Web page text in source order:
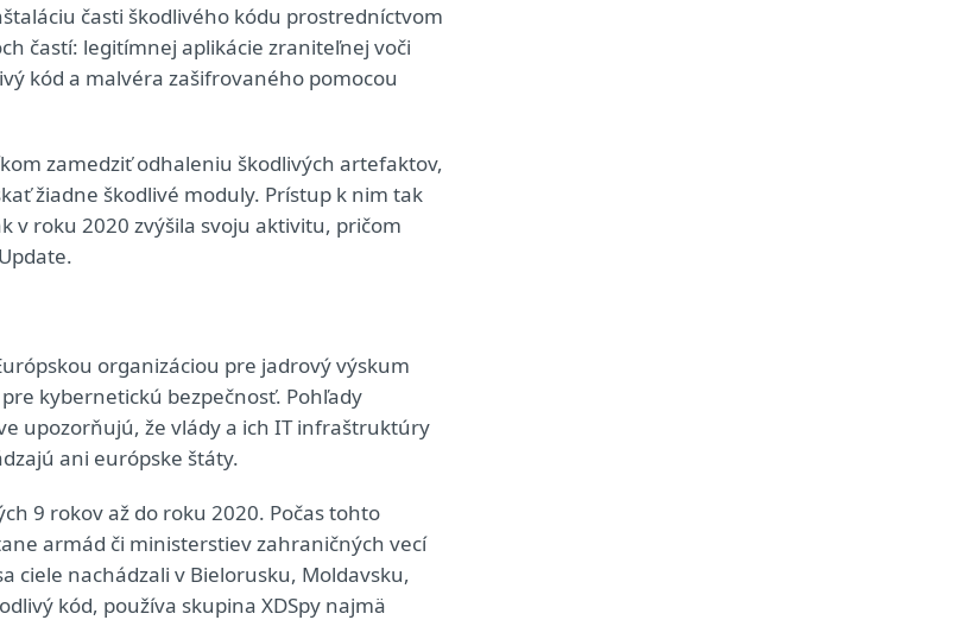
časti škodlivého kódu prostredníctvom
častí: legitímnej aplikácie zraniteľnej voči
kód a malvéra zašifrovaného pomocou
zamedziť odhaleniu škodlivých artefaktov,
žiadne škodlivé moduly. Prístup k nim tak
v roku 2020 zvýšila svoju aktivitu, pričom
organizáciou pre jadrový výskum
kybernetickú bezpečnosť. Pohľady
upozorňujú, že vlády a ich IT infraštruktúry
ani európske štáty.
9 rokov až do roku 2020. Počas tohto
armád či ministerstiev zahraničných vecí
ciele nachádzali v Bielorusku, Moldavsku,
kód, používa skupina XDSpy najmä